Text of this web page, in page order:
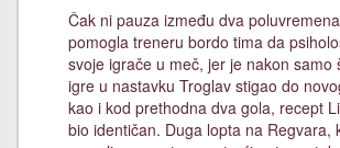
Čak ni pauza između dva
pomogla treneru bordo tima da
svoje igrače u meč, jer je nakon samo
igre u nastavku Troglav stigao do
kao i kod prethodna dva gola, recept
bio identičan. Duga lopta na Regvara,